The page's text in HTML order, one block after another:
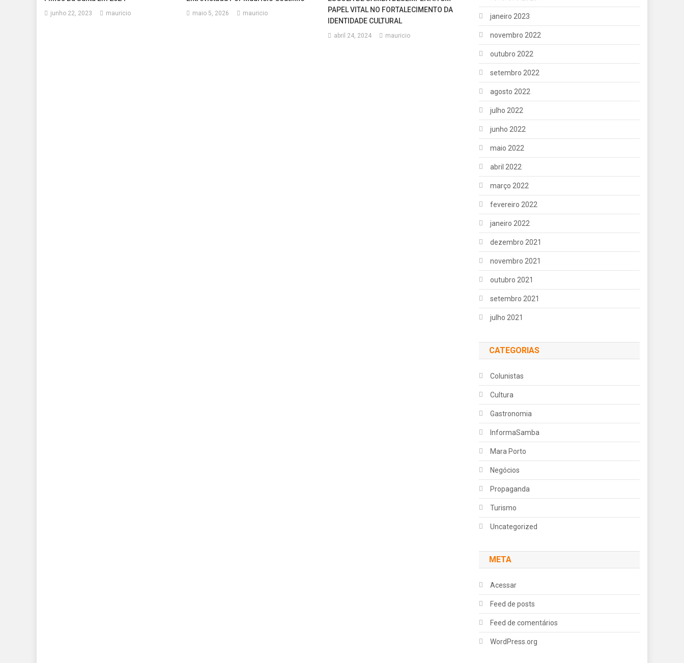
junho 22, 2023 mauricio maio 5, 2026 mauricio
PAPEL VITAL NO FORTALECIMENTO DA
IDENTIDADE CULTURAL
abril 24, 2024 mauricio
janeiro 2023
novembro 2022
outubro 2022
setembro 2022
agosto 2022
julho 2022
junho 2022
maio 2022
abril 2022
março 2022
fevereiro 2022
janeiro 2022
dezembro 2021
novembro 2021
outubro 2021
setembro 2021
julho 2021
CATEGORIAS
Colunistas
Cultura
Gastronomia
InformaSamba
Mara Porto
Negócios
Propaganda
Turismo
Uncategorized
META
Acessar
Feed de posts
Feed de comentários
WordPress.org